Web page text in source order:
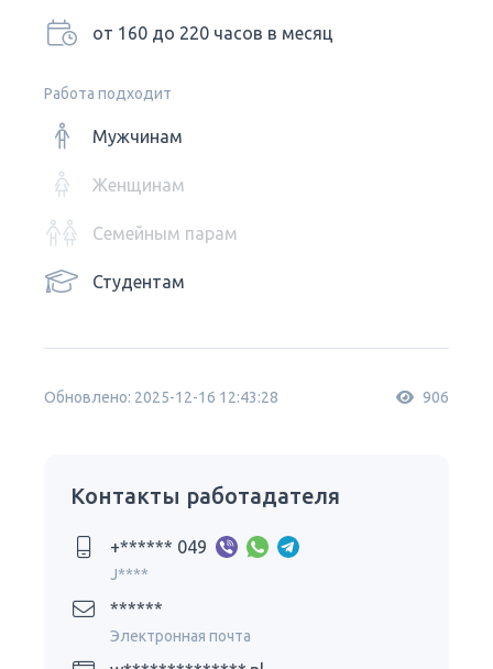
от 160 до 220 часов в месяц
Работа подходит
Мужчинам
Женщинам
Семейным парам
Студентам
Обновлено: 2025-12-16 12:43:28 906
Контакты работадателя
+****** 049
J****
******
Электронная почта